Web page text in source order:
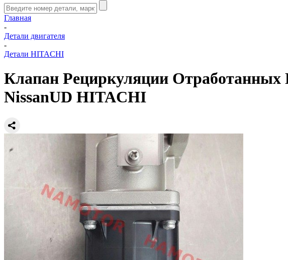
Главная
-
Детали двигателя
-
Детали HITACHI
Клапан Рециркуляции Отработанных
NissanUD HITACHI